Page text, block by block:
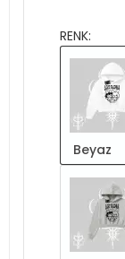
RENK:
Beyaz